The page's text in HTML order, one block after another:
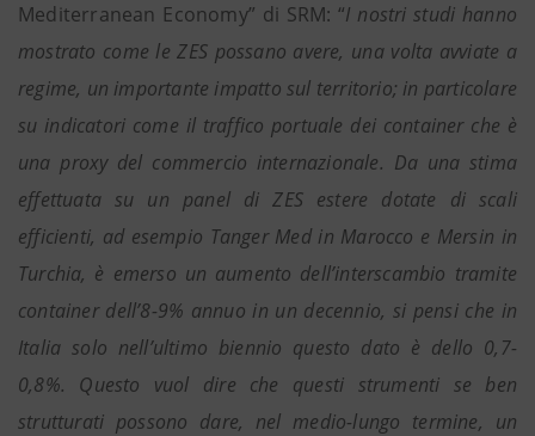
Mediterranean Economy” di SRM: “I nostri studi hanno
mostrato come le ZES possano avere, una volta avviate a
regime, un importante impatto sul territorio; in particolare
su indicatori come il traffico portuale dei container che è
una proxy del commercio internazionale. Da una stima
effettuata su un panel di ZES estere dotate di scali
efficienti, ad esempio Tanger Med in Marocco e Mersin in
Turchia, è emerso un aumento dell’interscambio tramite
container dell’8-9% annuo in un decennio, si pensi che in
Italia solo nell’ultimo biennio questo dato è dello 0,7-
0,8%. Questo vuol dire che questi strumenti se ben
strutturati possono dare, nel medio-lungo termine, un